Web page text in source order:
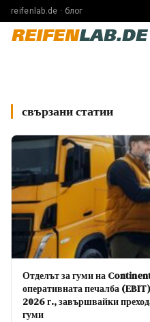
reifenlab.de · блог
REIFENLAB.DE
свързани статии
Отделът за гуми на
оперативната печалба
2026 г., завършвайки
гуми